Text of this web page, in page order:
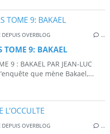
DEPUIS OVERBLOG …
TOME 9: BAKAEL
9 : BAKAEL PAR JEAN-LUC
que mène Bakael,...
DEPUIS OVERBLOG …